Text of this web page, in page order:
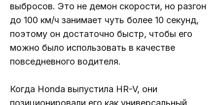
выбросов. Это не демон скорости, но разгон
до 100 км/ч занимает чуть более 10 секунд,
поэтому он достаточно быстр, чтобы его
можно было использовать в качестве
повседневного водителя.
Когда Honda выпустила HR-V, они